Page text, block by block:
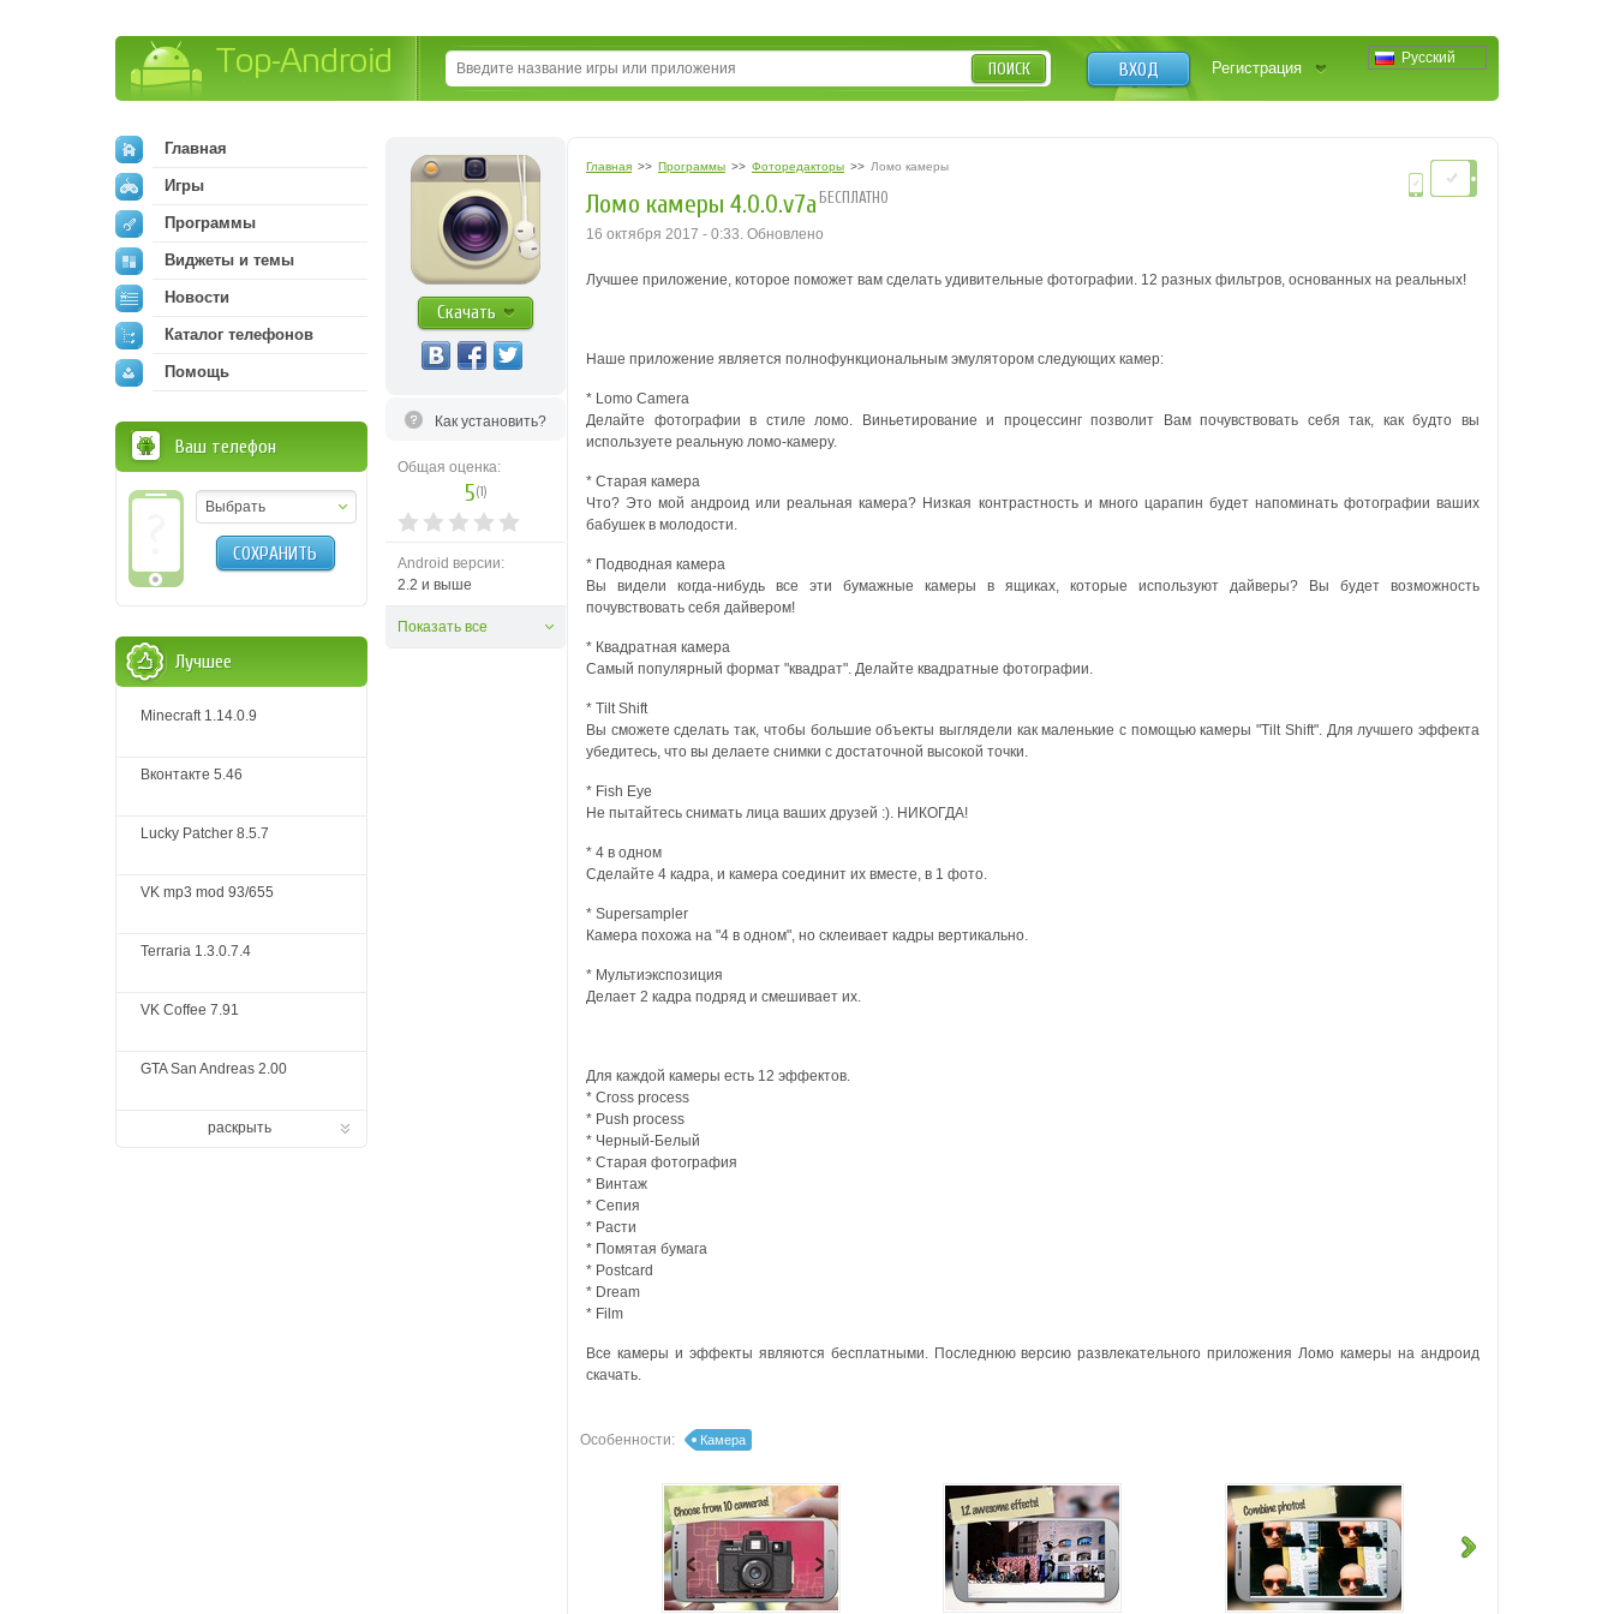
Русский
ВХОД Регистрация
ПОИСК
Скачать
Как установить?
Общая оценка:
5(1)
Android версии:
2.2 и выше
Показать все
Главная >> Программы >> Фоторедакторы >> Ломо камеры
Ломо камеры 4.0.0.v7a БЕСПЛАТНО
16 октября 2017 - 0:33. Обновлено
Лучшее приложение, которое поможет вам сделать удивительные фотографии. 12 разных фильтров, основанных на реальных!
Наше приложение является полнофункциональным эмулятором следующих камер:
* Lomo Camera
Делайте фотографии в стиле ломо. Виньетирование и процессинг позволит Вам почувствовать себя так, как будто вы
используете реальную ломо-камеру.
* Старая камера
Что? Это мой андроид или реальная камера? Низкая контрастность и много царапин будет напоминать фотографии ваших
бабушек в молодости.
* Подводная камера
Вы видели когда-нибудь все эти бумажные камеры в ящиках, которые используют дайверы? Вы будет возможность
почувствовать себя дайвером!
* Квадратная камера
Самый популярный формат "квадрат". Делайте квадратные фотографии.
* Tilt Shift
Вы сможете сделать так, чтобы большие объекты выглядели как маленькие с помощью камеры "Tilt Shift". Для лучшего эффекта
убедитесь, что вы делаете снимки с достаточной высокой точки.
* Fish Eye
Не пытайтесь снимать лица ваших друзей :). НИКОГДА!
* 4 в одном
Сделайте 4 кадра, и камера соединит их вместе, в 1 фото.
* Supersampler
Камера похожа на "4 в одном", но склеивает кадры вертикально.
* Мультиэкспозиция
Делает 2 кадра подряд и смешивает их.
Для каждой камеры есть 12 эффектов.
* Cross process
* Push process
* Черный-Белый
* Старая фотография
* Винтаж
* Сепия
* Расти
* Помятая бумага
* Postcard
* Dream
* Film
Все камеры и эффекты являются бесплатными. Последнюю версию развлекательного приложения Ломо камеры на андроид
скачать.
Особенности: Камера
Главная
Игры
Программы
Виджеты и темы
Новости
Каталог телефонов
Помощь
Ваш телефон
Выбрать
СОХРАНИТЬ
Лучшее
Minecraft 1.14.0.9
Вконтакте 5.46
Lucky Patcher 8.5.7
VK mp3 mod 93/655
Terraria 1.3.0.7.4
VK Coffee 7.91
GTA San Andreas 2.00
раскрыть